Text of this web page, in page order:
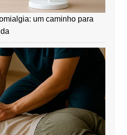
um caminho para